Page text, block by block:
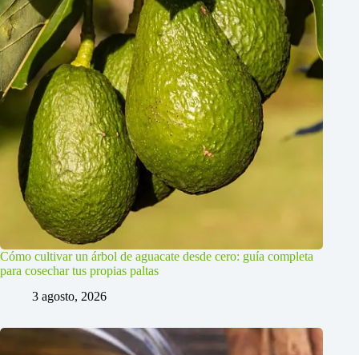
Cómo cultivar un árbol de aguacate desde cero: guía completa
para cosechar tus propias paltas
3 agosto, 2026